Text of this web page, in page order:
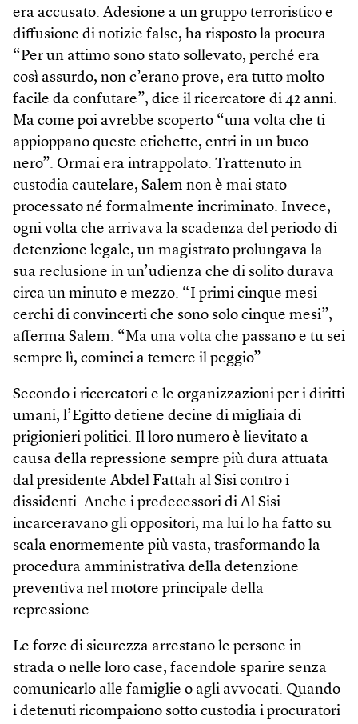
era accusato. Adesione a un gruppo terroristico e
diffusione di notizie false, ha risposto la procura.
“Per un attimo sono stato sollevato, perché era
così assurdo, non c’erano prove, era tutto molto
facile da confutare”, dice il ricercatore di 42 anni.
Ma come poi avrebbe scoperto “una volta che ti
appioppano queste etichette, entri in un buco
nero”. Ormai era intrappolato. Trattenuto in
custodia cautelare, Salem non è mai stato
processato né formalmente incriminato. Invece,
ogni volta che arrivava la scadenza del periodo di
detenzione legale, un magistrato prolungava la
sua reclusione in un’udienza che di solito durava
circa un minuto e mezzo. “I primi cinque mesi
cerchi di convincerti che sono solo cinque mesi”,
afferma Salem. “Ma una volta che passano e tu sei
sempre lì, cominci a temere il peggio”.
Secondo i ricercatori e le organizzazioni per i diritti
umani, l’Egitto detiene decine di migliaia di
prigionieri politici. Il loro numero è lievitato a
causa della repressione sempre più dura attuata
dal presidente Abdel Fattah al Sisi contro i
dissidenti. Anche i predecessori di Al Sisi
incarceravano gli oppositori, ma lui lo ha fatto su
scala enormemente più vasta, trasformando la
procedura amministrativa della detenzione
preventiva nel motore principale della
repressione.
Le forze di sicurezza arrestano le persone in
strada o nelle loro case, facendole sparire senza
comunicarlo alle famiglie o agli avvocati. Quando
i detenuti ricompaiono sotto custodia i procuratori